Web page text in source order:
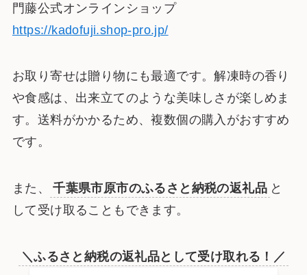
門藤公式オンラインショップ
https://kadofuji.shop-pro.jp/
お取り寄せは贈り物にも最適です。解凍時の香り
や食感は、出来立てのような美味しさが楽しめま
す。送料がかかるため、複数個の購入がおすすめ
です。
また、 千葉県市原市のふるさと納税の返礼品 と
して受け取ることもできます。
＼ふるさと納税の返礼品として受け取れる！／